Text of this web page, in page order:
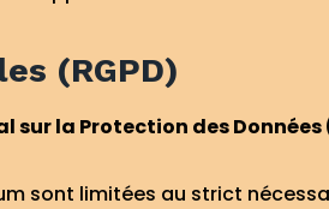
(RGPD)
sur la Protection des Données
sont limitées au strict